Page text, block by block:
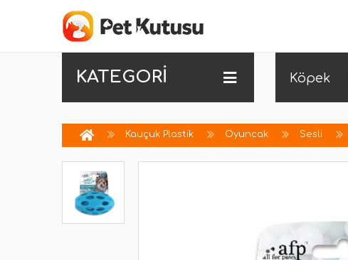
KATEGORİ Köpek
Kauçuk Plastik Oyuncak Sesli